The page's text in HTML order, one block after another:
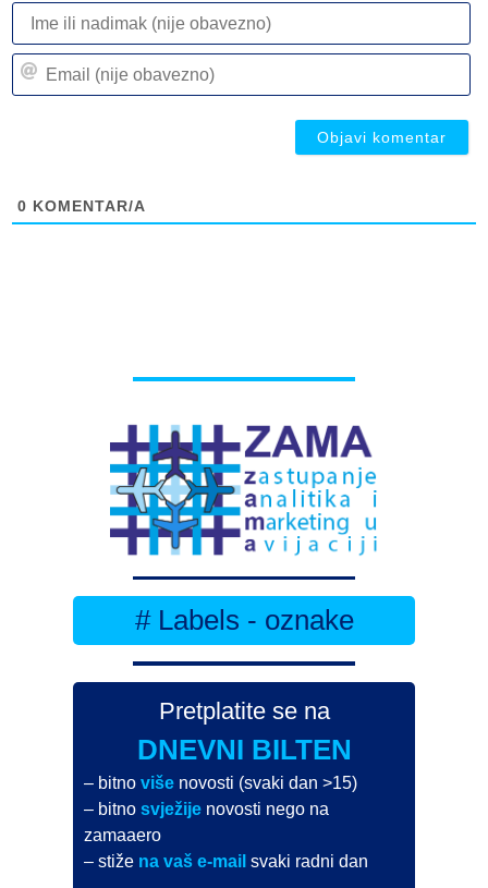
0 KOMENTAR/A
# Labels - oznake
Pretplatite se na
DNEVNI BILTEN
– bitnoviše novosti (svaki dan >15)
– bitnosvježije novosti nego na
zamaaero
– stiže na vaš e-mail svaki radni dan